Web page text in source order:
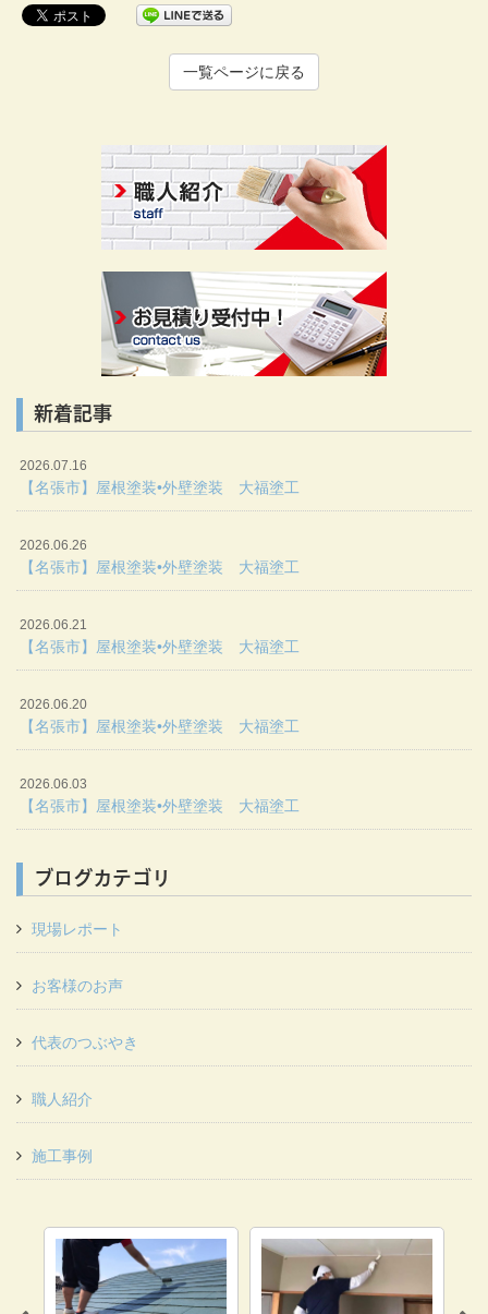
一覧ページに戻る
新着記事
2026.07.16
【名張市】屋根塗装•外壁塗装 大福塗工
2026.06.26
【名張市】屋根塗装•外壁塗装 大福塗工
2026.06.21
【名張市】屋根塗装•外壁塗装 大福塗工
2026.06.20
【名張市】屋根塗装•外壁塗装 大福塗工
2026.06.03
【名張市】屋根塗装•外壁塗装 大福塗工
ブログカテゴリ
現場レポート
お客様のお声
代表のつぶやき
職人紹介
施工事例